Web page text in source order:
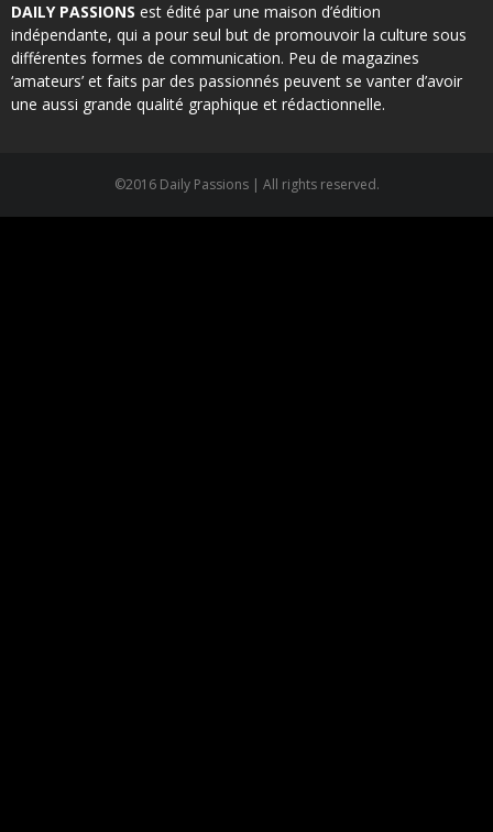
DAILY PASSIONS est édité par une maison d’édition
indépendante, qui a pour seul but de promouvoir la culture sous
différentes formes de communication. Peu de magazines
‘amateurs’ et faits par des passionnés peuvent se vanter d’avoir
une aussi grande qualité graphique et rédactionnelle.
©2016 Daily Passions | All rights reserved.